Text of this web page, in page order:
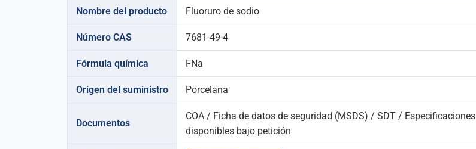
Nombre del producto Fluoruro de sodio
Número CAS 7681-49-4
Fórmula química FNa
Origen del suministro Porcelana
Documentos
COA / Ficha de datos de seguridad (MSDS) / SDT / Especificaciones
disponibles bajo petición